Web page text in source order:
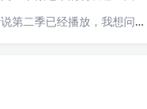
二季已经播放，我想问一下国内什么时候会播出